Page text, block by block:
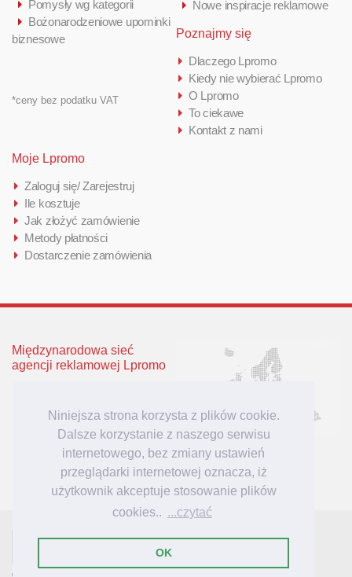
Niniejsza strona korzysta z plików cookie.
Dalsze korzystanie z naszego serwisu
internetowego, bez zmiany ustawień
przeglądarki internetowej oznacza, iż
użytkownik akceptuje stosowanie plików
cookies.. ...czytać
OK
Pomysły wg kategorii
Bożonarodzeniowe upominki
biznesowe
*ceny bez podatku VAT
Nowe inspiracje reklamowe
Poznajmy się
Dlaczego Lpromo
Kiedy nie wybierać Lpromo
O Lpromo
To ciekawe
Kontakt z nami
Moje Lpromo
Zaloguj się/ Zarejestruj
Ile kosztuje
Jak złożyć zamówienie
Metody płatności
Dostarczenie zamówienia
Międzynarodowa sieć
agencji reklamowej Lpromo
Wielka Brytania
Niemcy
- tu mieszkają inspiracje reklamowe!